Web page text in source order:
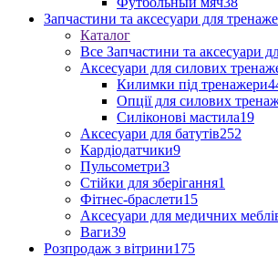
Запчастини та аксесуари для
Каталог
Все Запчастини та аксесуари
Аксесуари для силових
Килимки під тренажери
Опції для силових
Силіконові мастила19
Аксесуари для батутів252
Кардіодатчики9
Пульсометри3
Стійки для зберігання1
Фітнес-браслети15
Аксесуари для медичних
Ваги39
Розпродаж з вітрини175